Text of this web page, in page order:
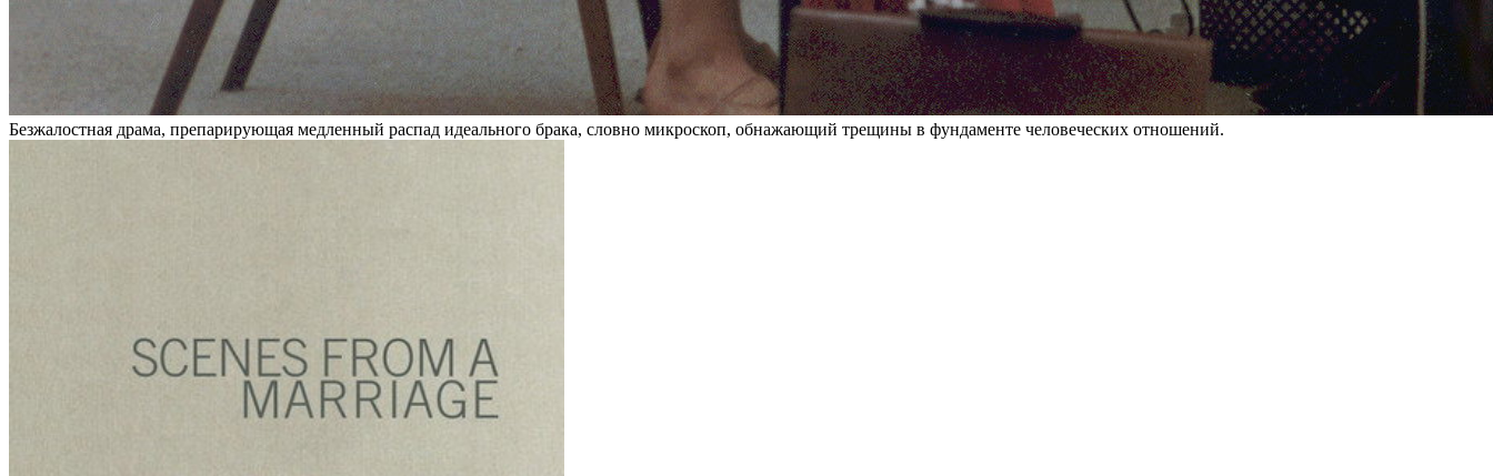
Безжалостная драма, препарирующая медленный распад идеального брака, словно микроскоп, обнажающий трещины в фундаменте человеческих отношений.